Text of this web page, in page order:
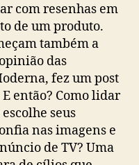
com resenhas em
de um produto.
também a
das
fez um post
E então? Como lidar
seus
nas imagens e
de TV? Uma